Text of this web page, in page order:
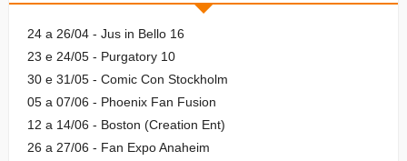
24 a 26/04 - Jus in Bello 16
23 e 24/05 - Purgatory 10
30 e 31/05 - Comic Con Stockholm
05 a 07/06 - Phoenix Fan Fusion
12 a 14/06 - Boston (Creation Ent)
26 a 27/06 - Fan Expo Anaheim